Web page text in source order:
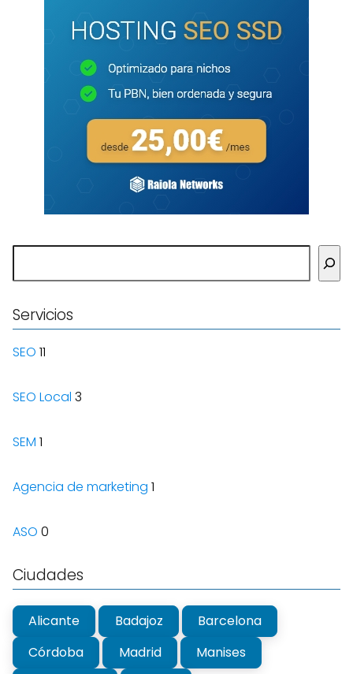
Servicios
SEO 11
SEO Local 3
SEM 1
Agencia de marketing 1
ASO 0
Ciudades
Alicante Badajoz
Barcelona
Córdoba
Madrid
Manises